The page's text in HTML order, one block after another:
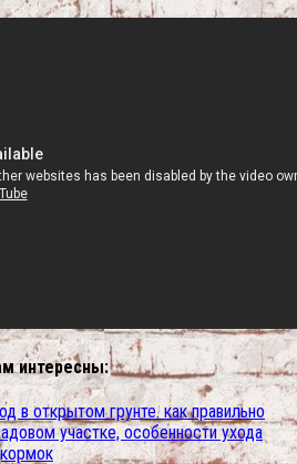
интересны:
в открытом грунте. как правильно
участке, особенности ухода